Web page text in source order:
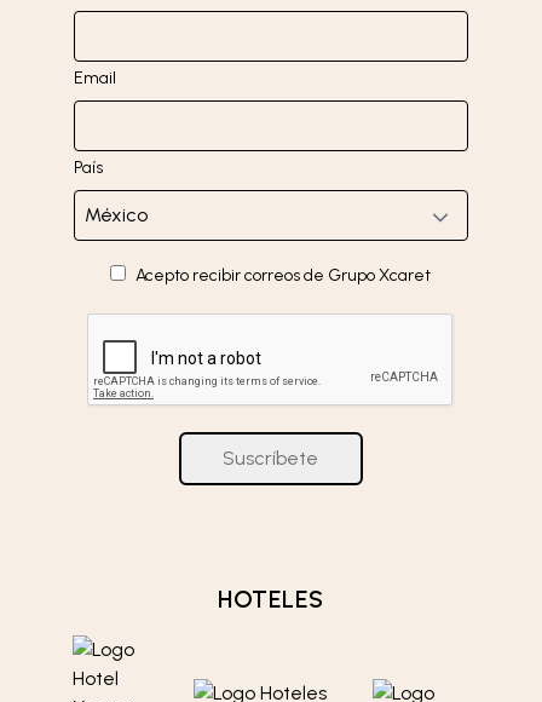
Email
País
Acepto recibir correos de Grupo Xcaret
Suscríbete
HOTELES